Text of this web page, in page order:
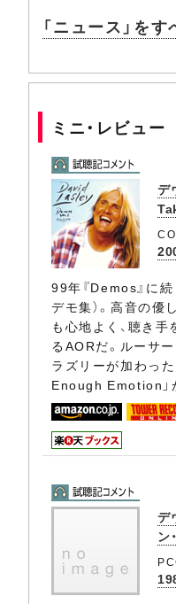
「ニュース」を
ミニ・レビュー
デ
99年『Demos』に
デモ集）。高音の
も心地よく、聴き
るAORだ。ルーサ
ラズリーが加わっ
Enough Emotion」
デ
ン